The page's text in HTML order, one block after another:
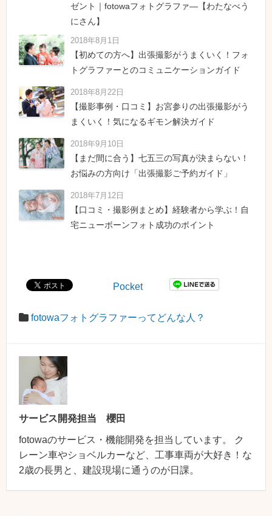
ゼント｜fotowaフォトグラファ―【わたなべう
にさん】
2018年8月1日
【初めての方へ】出張撮影がうまくいく！フォ
トグラファーとのコミュニケーションガイド
2018年8月22日
【撮影事例・口コミ】お宮参りの出張撮影がう
まくいく！気になるギモン解決ガイド
2018年9月10日
【まだ間に合う】七五三の写真が決まらない！
お悩みの方向け「出張撮影ご予約ガイド」
2018年7月12日
【口コミ・撮影例まとめ】経験者から学ぶ！自
宅ニューボーンフォト成功のポイント
Pocket
fotowaフォトグラファーってどんな人？
サービス開発担当 櫻田
fotowaのサービス・機能開発を担当しています。 ク
レーン車やショベルカーなど、工事車両が大好き！な
2歳の長男と、建設現場に通うのが日課。